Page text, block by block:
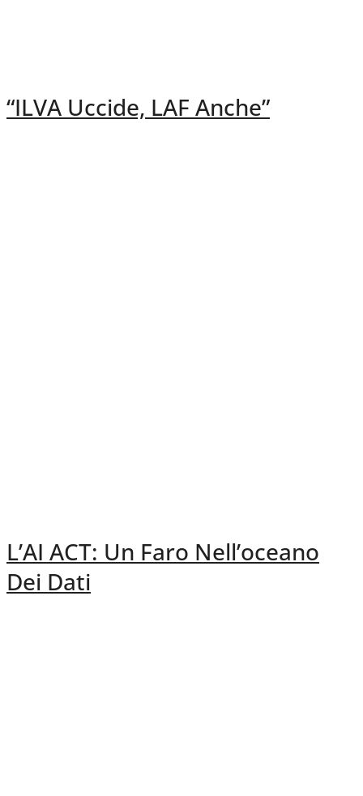
“ILVA Uccide, LAF Anche”
L’AI ACT: Un Faro Nell’oceano
Dei Dati